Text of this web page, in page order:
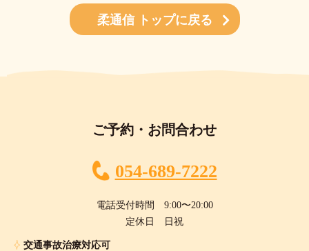
柔通信 トップに戻る
ご予約・お問合わせ
054-689-7222
電話受付時間 9:00〜20:00
定休日 日祝
交通事故治療対応可